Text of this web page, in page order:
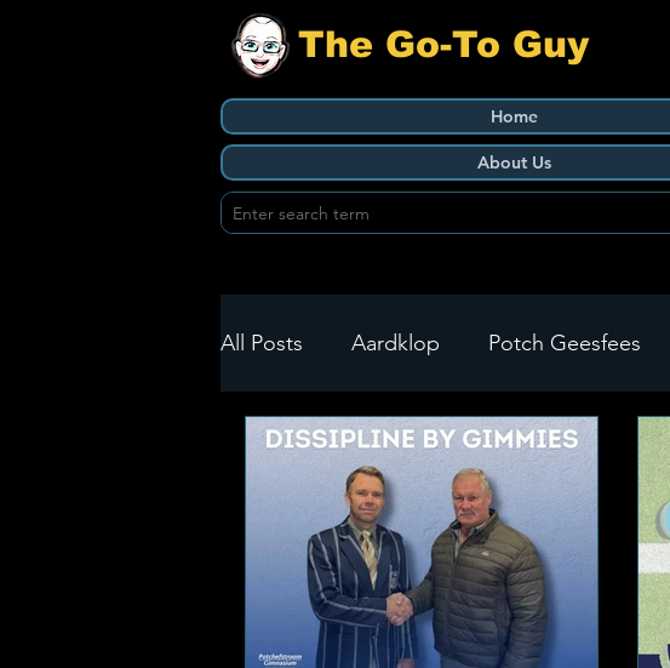
The Go-To Guy
Home
About Us
All Posts Aardklop Potch Geesfees
Ikageng Klerksdorp Carletonville
Build It Green Health